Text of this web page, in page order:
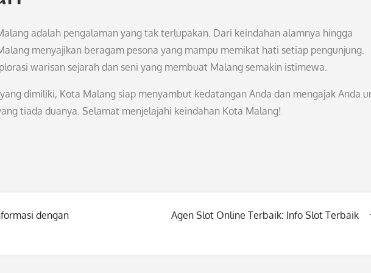
adalah pengalaman yang tak terlupakan. Dari keindahan alamnya hingga
menyajikan beragam pesona yang mampu memikat hati setiap pengunjung.
warisan sejarah dan seni yang membuat Malang semakin istimewa.
dimiliki, Kota Malang siap menyambut kedatangan Anda dan mengajak Anda
tiada duanya. Selamat menjelajahi keindahan Kota Malang!
dengan
Agen Slot Online Terbaik: Info Slot Terbaik